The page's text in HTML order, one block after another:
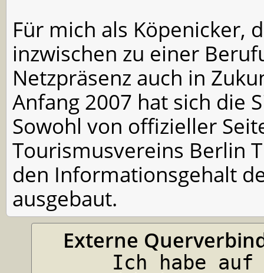
Für mich als Köpenicker,
inzwischen zu einer
Netzpräsenz auch in
Anfang 2007 hat sich die
Sowohl von offizieller
Tourismusvereins Berlin
den Informationsgehalt
ausgebaut.
Externe
Ich habe auf